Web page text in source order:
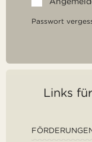
Passwort
Links